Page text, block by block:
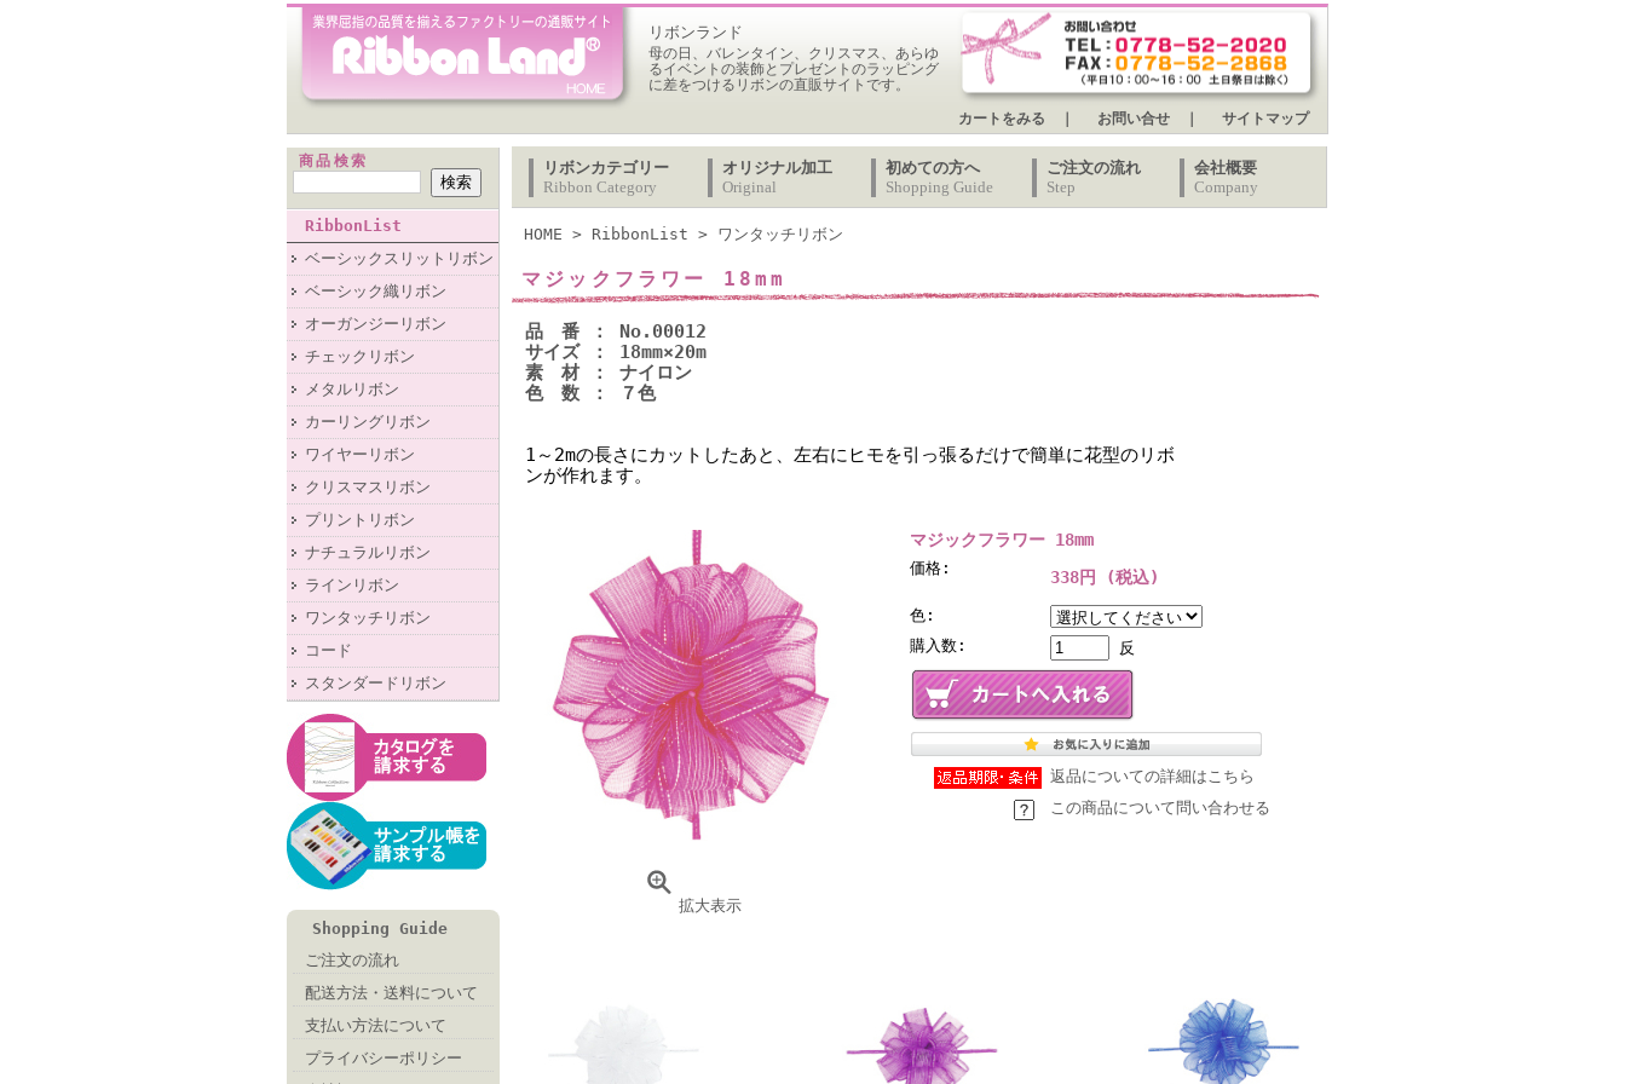
リボンランド
母の日、バレンタイン、クリスマス、あらゆ
るイベントの装飾とプレゼントのラッピング
に差をつけるリボンの直販サイトです。
カートをみる
お問い合せ サイトマップ
商品検索
RibbonList
ベーシックスリットリボン
ベーシック織リボン
オーガンジーリボン
チェックリボン
メタルリボン
カーリングリボン
ワイヤーリボン
クリスマスリボン
プリントリボン
ナチュラルリボン
ラインリボン
ワンタッチリボン
コード
スタンダードリボン
Shopping Guide
ご注文の流れ
配送方法・送料について
支払い方法について
プライバシーポリシー
リボンカテゴリー
Ribbon Category
オリジナル加工
Original
初めての方へ
Shopping Guide
ご注文の流れ
Step
会社概要
Company
HOME > RibbonList > ワンタッチリボン
マジックフラワー 18mm
品 番 ： No.00012
サイズ ： 18mm×20m
素 材 ： ナイロン
色 数 ： ７色
1～2mの長さにカットしたあと、左右にヒモを引っ張るだけで簡単に花型のリボ
ンが作れます。
拡大表示
マジックフラワー 18mm
価格: 338円 (税込)
色:
購入数:
反
返品についての詳細はこちら
この商品について問い合わせる